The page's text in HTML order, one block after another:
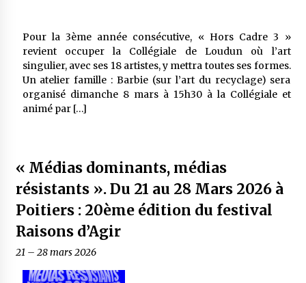
Pour la 3ème année consécutive, « Hors Cadre 3 »
revient occuper la Collégiale de Loudun où l’art
singulier, avec ses 18 artistes, y mettra toutes ses formes.
Un atelier famille : Barbie (sur l’art du recyclage) sera
organisé dimanche 8 mars à 15h30 à la Collégiale et
animé par […]
« Médias dominants, médias
résistants ». Du 21 au 28 Mars 2026 à
Poitiers : 20ème édition du festival
Raisons d’Agir
21– 28 mars 2026